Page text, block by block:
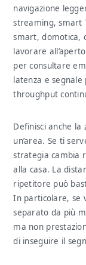
navigazione
streaming, smart
smart, domotica,
lavorare
per consultare
latenza e
throughput
Definisci anche
un’area. Se ti
strategia cambia
alla casa. La
ripetitore può
In particolare, se
separato da più
ma non
di inseguire il